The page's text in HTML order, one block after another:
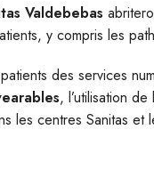
Valdebebas
y compris les
des services
, l’utilisation de
centres Sanitas et